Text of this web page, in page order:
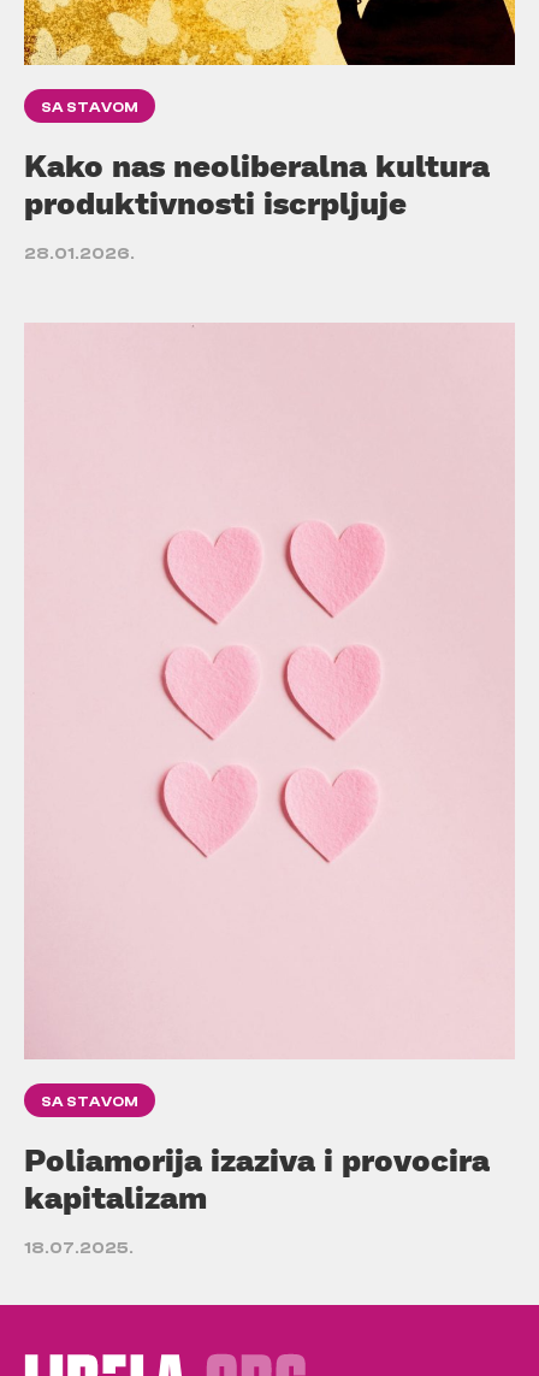
SA STAVOM
Kako nas neoliberalna kultura
produktivnosti iscrpljuje
28.01.2026.
SA STAVOM
Poliamorija izaziva i provocira
kapitalizam
18.07.2025.